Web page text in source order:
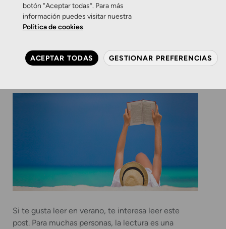
Consejos
Lee las instrucciones antes
7 DE JULIO DE 2015
0 COMENTARIOS
Si te gusta leer en verano, te interesa leer este
post. Para muchas personas, la lectura es una
botón “Aceptar todas”. Para más
información puedes visitar nuestra
Política de cookies.
ACEPTAR TODAS GESTIONAR PREFERENCIAS